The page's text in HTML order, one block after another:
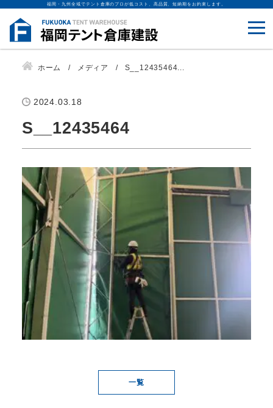
福岡・九州全域でテント倉庫のプロが低コスト、高品質、短納期をお約束します。
ホーム メディア S__12435464...
2024.03.18
S__12435464
一覧